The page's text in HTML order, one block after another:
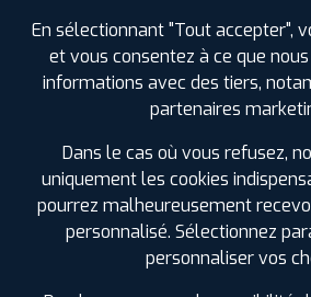
Étiquetage
En sélectionnant "Tout accepter",
et vous consentez à ce que
informations avec des tiers,
partenaires
Dans le cas où vous refusez,
uniquement les cookies
pourrez malheureusement
personnalisé. Sélectionnez
personnaliser vos